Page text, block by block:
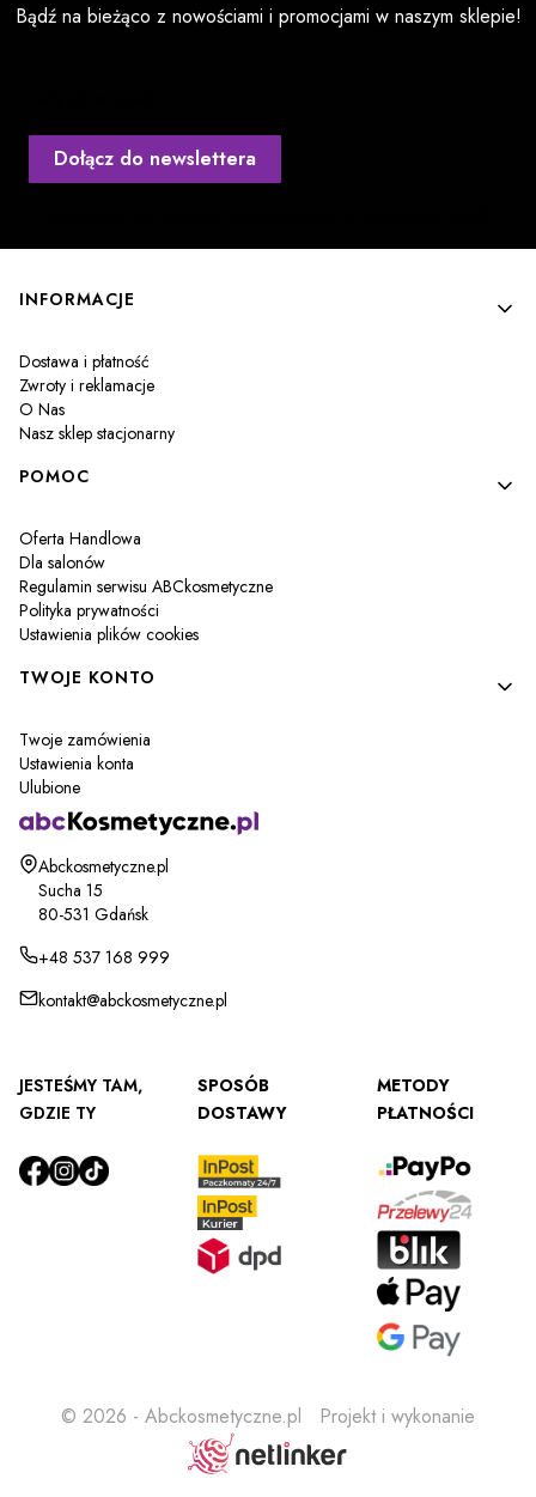
Bądź na bieżąco z nowościami i promocjami w naszym sklepie!
Dołącz do newslettera
Linki w stopce
INFORMACJE
Dostawa i płatność
Zwroty i reklamacje
O Nas
Nasz sklep stacjonarny
POMOC
Oferta Handlowa
Dla salonów
Regulamin serwisu ABCkosmetyczne
Polityka prywatności
Ustawienia plików cookies
TWOJE KONTO
Twoje zamówienia
Ustawienia konta
Ulubione
Adres:
Abckosmetyczne.pl
Sucha 15
80-531 Gdańsk
+48 537 168 999
kontakt@abckosmetyczne.pl
JESTEŚMY TAM,
GDZIE TY
SPOSÓB
DOSTAWY
METODY
PŁATNOŚCI
© 2026 - Abckosmetyczne.pl Projekt i wykonanie